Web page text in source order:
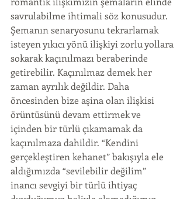
savrulabilme ihtimali söz konusudur.
Şemanın senaryosunu tekrarlamak
isteyen yıkıcı yönü ilişkiyi zorlu yollara
sokarak kaçınılmazı beraberinde
getirebilir. Kaçınılmaz demek her
zaman ayrılık değildir. Daha
öncesinden bize aşina olan ilişkisi
örüntüsünü devam ettirmek ve
içinden bir türlü çıkamamak da
kaçınılmaza dahildir. “Kendini
gerçekleştiren kehanet” bakışıyla ele
aldığımızda “sevilebilir değilim”
inancı sevgiyi bir türlü ihtiyaç